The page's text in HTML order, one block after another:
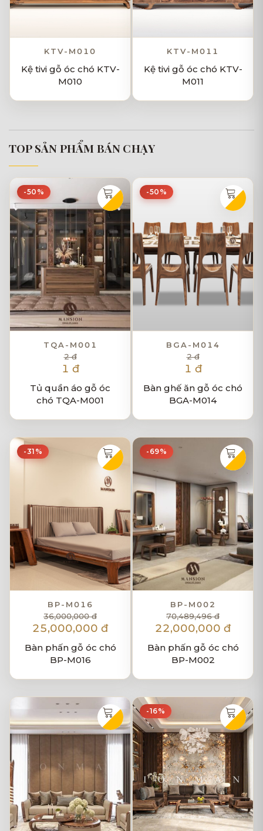
KTV-M010
Kệ tivi gỗ óc chó KTV-
M010
KTV-M011
Kệ tivi gỗ óc chó KTV-
M011
TOP SẢN PHẨM BÁN CHẠY
-50%
TQA-M001
2 đ
1 đ
Tủ quần áo gỗ óc
chó TQA-M001
-50%
BGA-M014
2 đ
1 đ
Bàn ghế ăn gỗ óc chó
BGA-M014
-31%
BP-M016
36,000,000 đ
25,000,000 đ
Bàn phấn gỗ óc chó
BP-M016
-69%
BP-M002
70,489,496 đ
22,000,000 đ
Bàn phấn gỗ óc chó
BP-M002
-16%